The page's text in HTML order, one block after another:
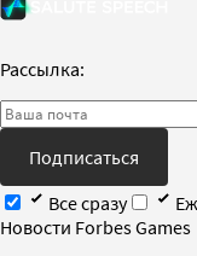
Рассылка:
Подписаться
Все сразу
Новости Forbes Games